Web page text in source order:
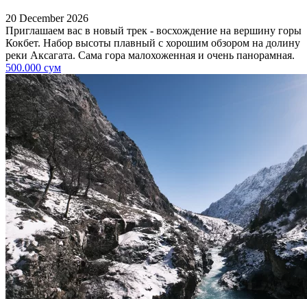
20 December 2026
Приглашаем вас в новый трек - восхождение на вершину горы
Кокбет. Набор высоты плавный с хорошим обзором на долину
реки Аксагата. Сама гора малохоженная и очень панорамная.
500.000 сум